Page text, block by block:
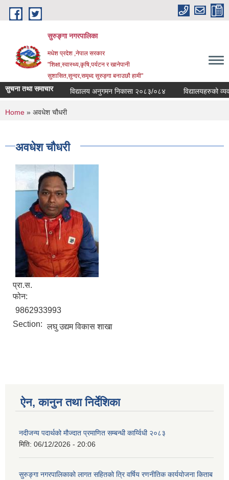
Skip to main content
सुरुङ्‍गा नगरपालिका
मधेश प्रदेश ,नेपाल सरकार
"शिक्षा,स्वास्थ्य,कृषि,पर्यटन र खानेपानी
सुशासित,सुन्दर,समृध्द सुरुङ्गा बनाउछौ हामी"
सुचना तथा समाचार विद्यालय अनुगमन निकासा २०८३/०८४ विद्यालयहरुको
You are here
Home » अवधेश चौधरी
अवधेश चौधरी
प्रा.स.
फोन:
9862933993
Section: लघु उद्यम विकास शाखा
ऐन, कानुन तथा निर्देशिका
नदीजन्य पदार्थको मौज्दात प्रमाणित सम्बन्धी कार्य्विधी २०८३
मिति: 06/12/2026 - 20:06
सुरुङ्गा नगरपालिकाको लागत सहितको त्रि वर्षिय रणनीतिक कार्ययोजना किताब